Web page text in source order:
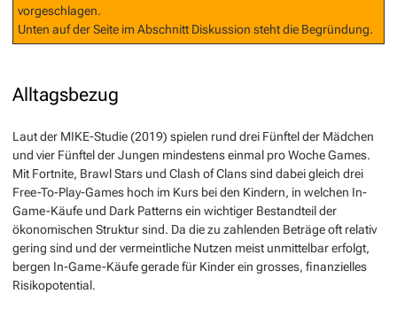
vorgeschlagen.
Unten auf der Seite im Abschnitt Diskussion steht die Begründung.
Alltagsbezug
Laut der MIKE-Studie (2019) spielen rund drei Fünftel der Mädchen
und vier Fünftel der Jungen mindestens einmal pro Woche Games.
Mit Fortnite, Brawl Stars und Clash of Clans sind dabei gleich drei
Free-To-Play-Games hoch im Kurs bei den Kindern, in welchen In-
Game-Käufe und Dark Patterns ein wichtiger Bestandteil der
ökonomischen Struktur sind. Da die zu zahlenden Beträge oft relativ
gering sind und der vermeintliche Nutzen meist unmittelbar erfolgt,
bergen In-Game-Käufe gerade für Kinder ein grosses, finanzielles
Risikopotential.